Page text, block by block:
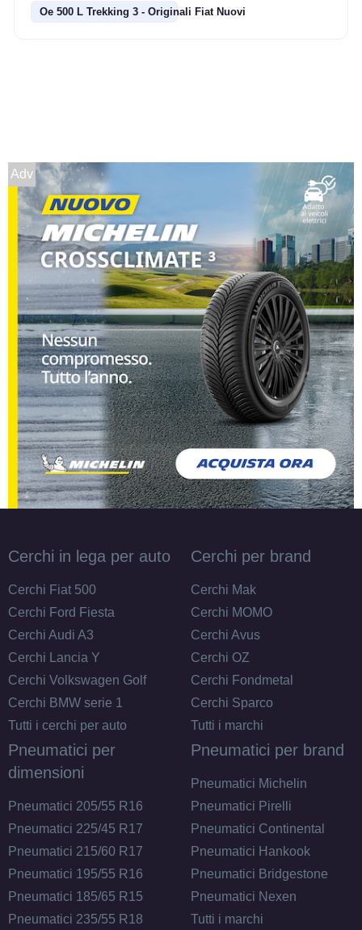
Oe 500 L Trekking 3 - Originali Fiat Nuovi
Adv
Cerchi in lega per auto
Cerchi Fiat 500
Cerchi Ford Fiesta
Cerchi Audi A3
Cerchi Lancia Y
Cerchi Volkswagen Golf
Cerchi BMW serie 1
Tutti i cerchi per auto
Cerchi per brand
Cerchi Mak
Cerchi MOMO
Cerchi Avus
Cerchi OZ
Cerchi Fondmetal
Cerchi Sparco
Tutti i marchi
Pneumatici per
dimensioni
Pneumatici 205/55 R16
Pneumatici 225/45 R17
Pneumatici 215/60 R17
Pneumatici 195/55 R16
Pneumatici 185/65 R15
Pneumatici 235/55 R18
Pneumatici per brand
Pneumatici Michelin
Pneumatici Pirelli
Pneumatici Continental
Pneumatici Hankook
Pneumatici Bridgestone
Pneumatici Nexen
Tutti i marchi